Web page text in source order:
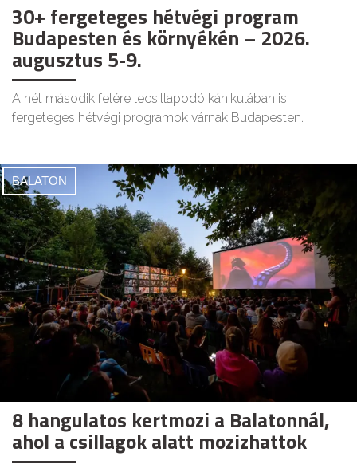
30+ fergeteges hétvégi program
Budapesten és környékén – 2026.
augusztus 5-9.
A hét második felére lecsillapodó kánikulában is
fergeteges hétvégi programok várnak Budapesten.
BALATON
8 hangulatos kertmozi a Balatonnál,
ahol a csillagok alatt mozizhattok